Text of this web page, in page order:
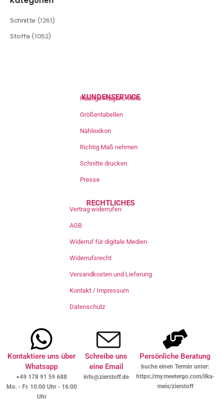
Schnitte (1261)
Stoffe (1052)
KUNDENSERVICE
Häufige Fragen / Hilfe
Größentabellen
Nählexikon
Richtig Maß nehmen
Schnitte drucken
Presse
RECHTLICHES
Vertrag widerrufen
AGB
Widerruf für digitale Medien
Widerrufsrecht
Versandkosten und Lieferung
Kontakt / Impressum
Datenschutz
Kontaktiere uns über
Whatsapp
+49 178 91 59 688
Mo. - Fr. 10:00 Uhr - 16:00
Uhr
Schreibe uns
eine Email
info@zierstoff.de
Persönliche Beratung
buche einen Termin unter:
https://my.meetergo.com/ilka-
meis/zierstoff